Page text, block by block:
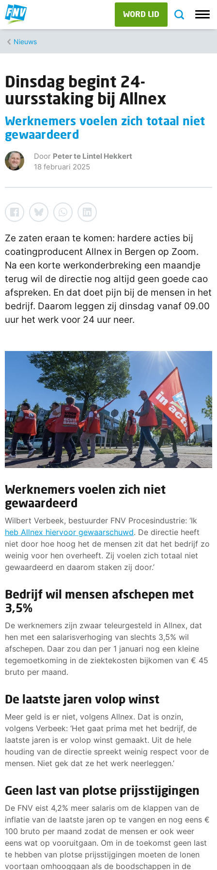
WORD LID
Nieuws
Dinsdag begint 24-
uursstaking bij Allnex
Werknemers voelen zich totaal niet
gewaardeerd
Door Peter te Lintel Hekkert
18 februari 2025
Ze zaten eraan te komen: hardere acties bij
coatingproducent Allnex in Bergen op Zoom.
Na een korte werkonderbreking een maandje
terug wil de directie nog altijd geen goede cao
afspreken. En dat doet pijn bij de mensen in het
bedrijf. Daarom leggen zij dinsdag vanaf 09.00
uur het werk voor 24 uur neer.
Werknemers voelen zich niet
gewaardeerd
Wilbert Verbeek, bestuurder FNV Procesindustrie: ‘Ik
heb Allnex hiervoor gewaarschuwd. De directie heeft
niet door hoe hoog het de mensen zit dat het bedrijf zo
weinig voor hen overheeft. Zij voelen zich totaal niet
gewaardeerd en daarom staken zij door.’
Bedrijf wil mensen afschepen met
3,5%
De werknemers zijn zwaar teleurgesteld in Allnex, dat
hen met een salarisverhoging van slechts 3,5% wil
afschepen. Daar zou dan per 1 januari nog een kleine
tegemoetkoming in de ziektekosten bijkomen van € 45
bruto per maand.
De laatste jaren volop winst
Meer geld is er niet, volgens Allnex. Dat is onzin,
volgens Verbeek: ‘Het gaat prima met het bedrijf, de
laatste jaren is er volop winst gemaakt. Uit de hele
houding van de directie spreekt weinig respect voor de
mensen. Niet gek dat ze het werk neerleggen.’
Geen last van plotse prijsstijgingen
De FNV eist 4,2% meer salaris om de klappen van de
inflatie van de laatste jaren op te vangen en nog eens €
100 bruto per maand zodat de mensen er ook weer
eens wat op vooruitgaan. Om in de toekomst geen last
te hebben van plotse prijsstijgingen moeten de lonen
voortaan omhooggaan als de boodschappen in de